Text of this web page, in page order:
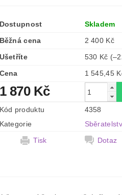
Dostupnost
Skladem
Běžná cena
2 400 Kč
Ušetříte
530 Kč
Cena
1 870 Kč
Kód produktu
4358
Kategorie
Tisk
Dotaz